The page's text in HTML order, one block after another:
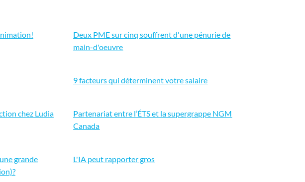
Deux PME sur cinq souffrent d'une pénurie de
main-d'oeuvre
9 facteurs qui déterminent votre salaire
chez Ludia
Partenariat entre l’ÉTS et la supergrappe NGM
Canada
grande
L'IA peut rapporter gros